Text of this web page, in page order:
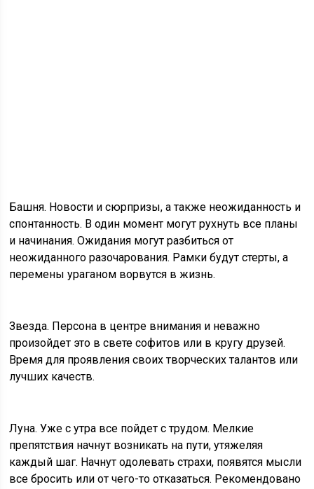
Башня. Новости и сюрпризы, а также неожиданность и
спонтанность. В один момент могут рухнуть все планы
и начинания. Ожидания могут разбиться от
неожиданного разочарования. Рамки будут стерты, а
перемены ураганом ворвутся в жизнь.
Звезда. Персона в центре внимания и неважно
произойдет это в свете софитов или в кругу друзей.
Время для проявления своих творческих талантов или
лучших качеств.
Луна. Уже с утра все пойдет с трудом. Мелкие
препятствия начнут возникать на пути, утяжеляя
каждый шаг. Начнут одолевать страхи, появятся мысли
все бросить или от чего-то отказаться. Рекомендовано